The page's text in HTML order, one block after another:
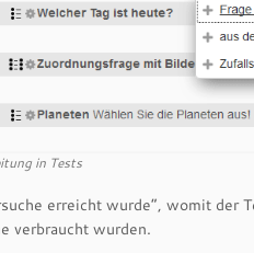
in Tests
erreicht wurde“, womit der
verbraucht wurden.